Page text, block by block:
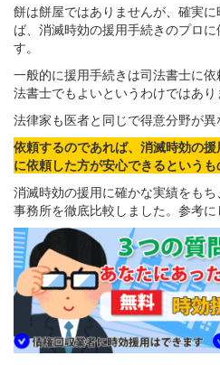
餅は餅屋ではありませんが、確実
ば、消滅時効の援用手続きのプロ
す。
一般的に援用手続きは司法書士に
法書士でもよいというわけではあり
法律家も医者と同じで得意分野が異
依頼するのであれば、消滅時効の
に依頼した方が安心できるというも
消滅時効の援用に確かな実績をも
事務所を徹底比較しました。参考に